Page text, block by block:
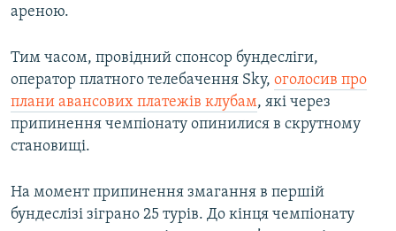
ареною.
Тим часом, провідний спонсор бундесліги,
оператор платного телебачення Sky, оголосив про
плани авансових платежів клубам, які через
припинення чемпіонату опинилися в скрутному
становищі.
На момент припинення змагання в першій
бундеслізі зіграно 25 турів. До кінця чемпіонату